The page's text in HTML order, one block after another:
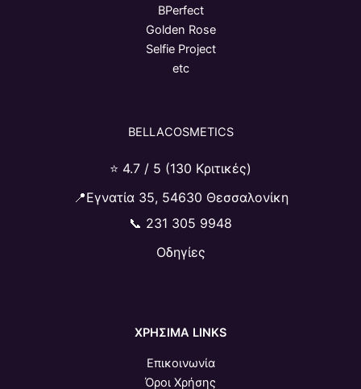
BPerfect
Golden Rose
Selfie Project
etc
BELLACOSMETICS
⭐ 4.7 / 5 (130 Κριτικές)
📍Εγνατία 35, 54630 Θεσσαλονίκη
📞 231 305 9948
Οδηγίες
ΧΡΗΣΙΜΑ LINKS
Επικοινωνία
Όροι Χρήσης